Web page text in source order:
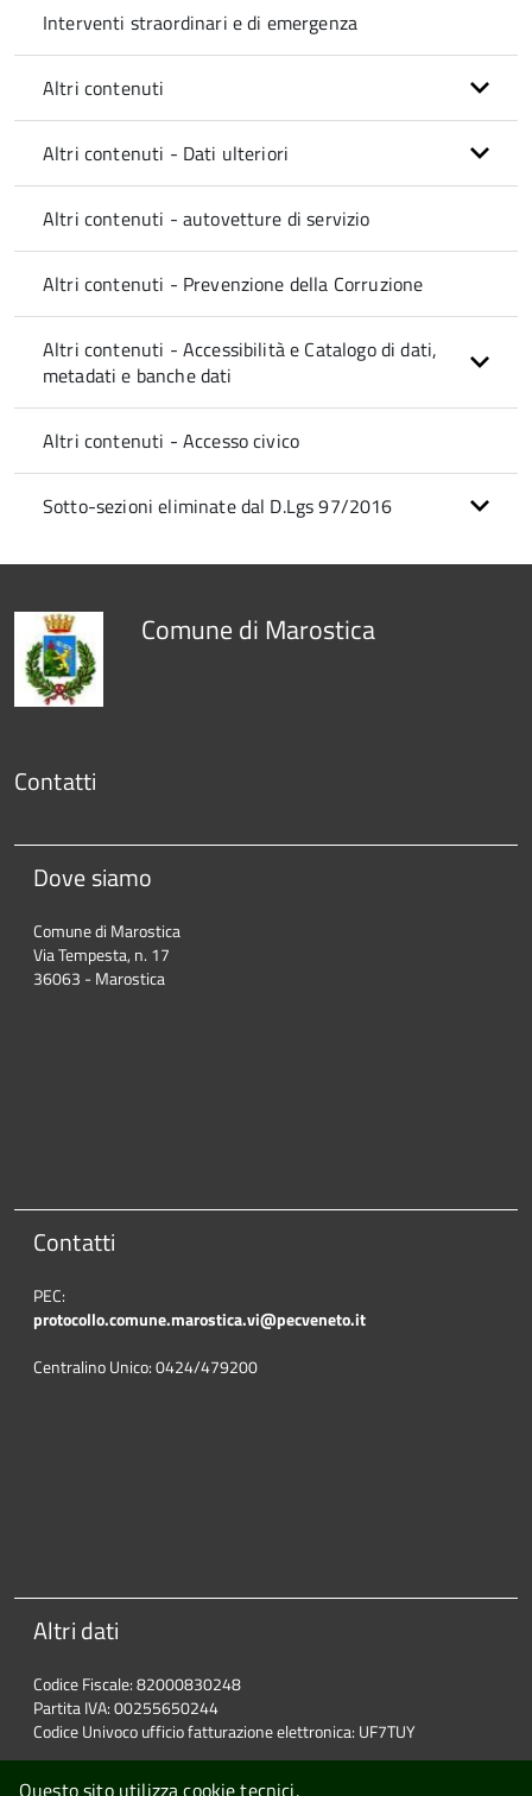
Questo sito utilizza cookie tecnici.
Interventi straordinari e di emergenza
Altri contenuti
Altri contenuti - Dati ulteriori
Altri contenuti - autovetture di servizio
Altri contenuti - Prevenzione della Corruzione
Altri contenuti - Accessibilità e Catalogo di dati,
metadati e banche dati
Altri contenuti - Accesso civico
Sotto-sezioni eliminate dal D.Lgs 97/2016
Comune di Marostica
Contatti
Dove siamo
Comune di Marostica
Via Tempesta, n. 17
36063 - Marostica
Contatti
PEC:
protocollo.comune.marostica.vi@pecveneto.it
Centralino Unico: 0424/479200
Altri dati
Codice Fiscale: 82000830248
Partita IVA: 00255650244
Codice Univoco ufficio fatturazione elettronica: UF7TUY